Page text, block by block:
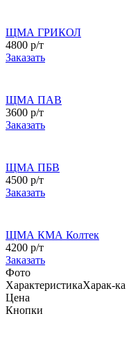
ЩМА ГРИКОЛ
4800 р/т
Заказать
ЩМА ПАВ
3600 р/т
Заказать
ЩМА ПБВ
4500 р/т
Заказать
ЩМА КМА Колтек
4200 р/т
Заказать
Фото
ХарактеристикаХарак-ка
Цена
Кнопки